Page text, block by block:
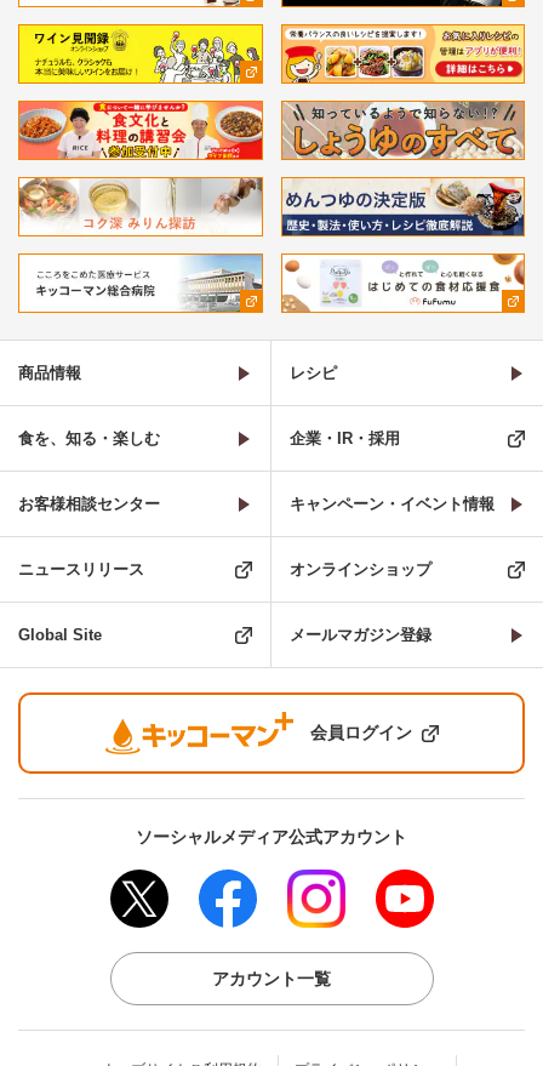
商品情報 レシピ
食を、知る・楽しむ 企業・IR・採用
お客様相談センター キャンペーン・イベント情報
ニュースリリース オンラインショップ
Global Site メールマガジン登録
会員ログイン
ソーシャルメディア公式アカウント
アカウント一覧